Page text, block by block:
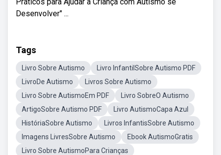
Desenvolver" ...
Tags
Livro Sobre Autismo
Livro InfantilSobre Autismo PDF
LivroDe Autismo
Livros Sobre Autismo
Livro Sobre AutismoEm PDF
Livro SobreO Autismo
ArtigoSobre Autismo PDF
Livro AutismoCapa Azul
HistóriaSobre Autismo
Livros InfantisSobre Autismo
Imagens LivresSobre Autismo
Ebook AutismoGratis
Livro Sobre AutismoPara Crianças